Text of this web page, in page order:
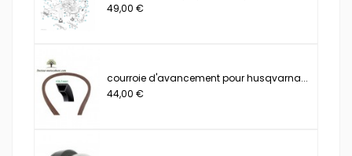
49,00 €
courroie d'avancement pour husqvarna...
44,00 €